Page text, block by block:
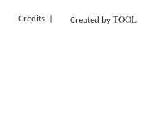
Credits Created by TOOL